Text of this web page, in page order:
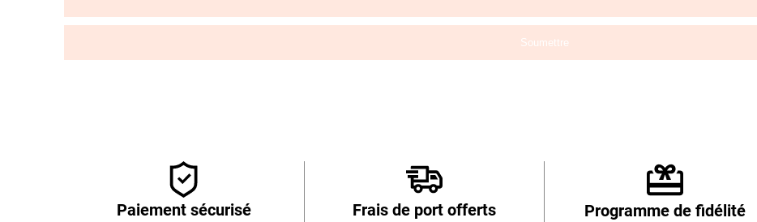
Paiement sécurisé Frais de port offerts Programme de fidélité